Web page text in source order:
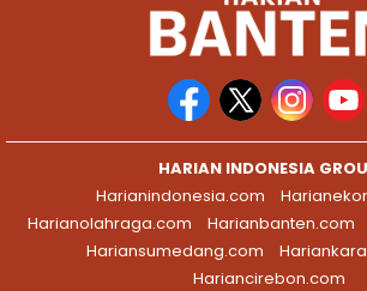
HARIAN INDONESIA
Harianindonesia.com
Harianolahraga.com
Harianbanten.com
Hariansumedang.com
Hariancirebon.com